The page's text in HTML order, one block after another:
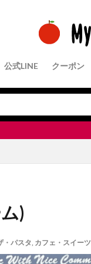
公式LINE クーポン
)
・パスタ, カフェ・スイーツ